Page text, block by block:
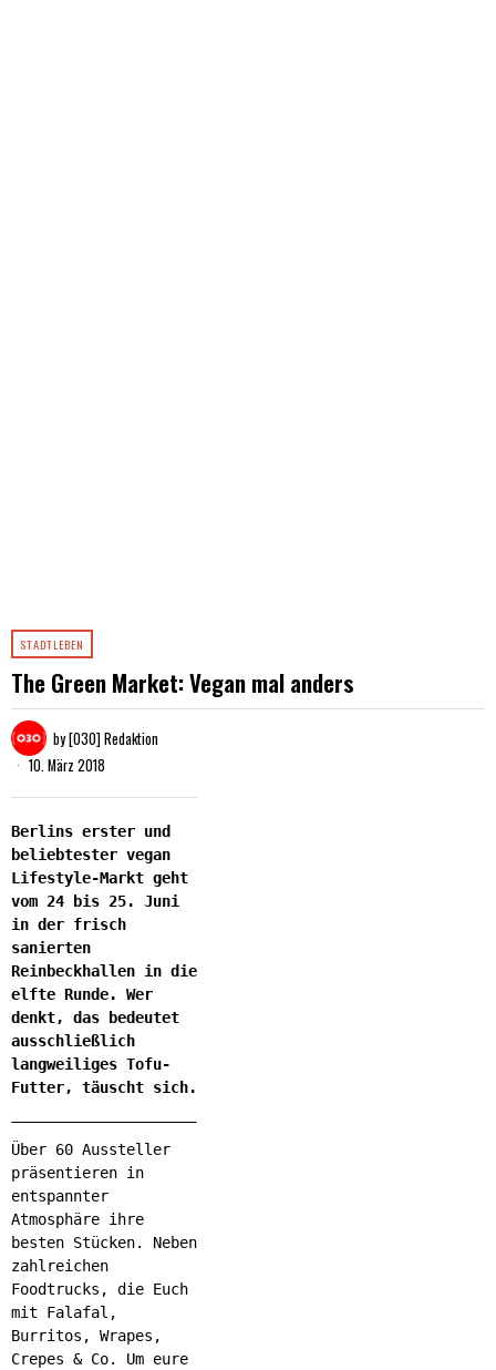
STADTLEBEN
The Green Market: Vegan mal anders
by[030] Redaktion
10. März 2018
Berlins erster und
beliebtester vegan
Lifestyle-Markt geht
vom 24 bis 25. Juni
in der frisch
sanierten
Reinbeckhallen in die
elfte Runde. Wer
denkt, das bedeutet
ausschließlich
langweiliges Tofu-
Futter, täuscht sich.
Über 60 Aussteller
präsentieren in
entspannter
Atmosphäre ihre
besten Stücken. Neben
zahlreichen
Foodtrucks, die Euch
mit Falafal,
Burritos, Wrapes,
Crepes & Co. Um eure